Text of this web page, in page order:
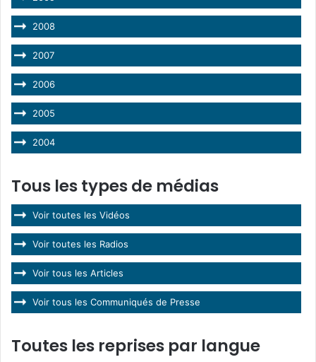
2008
2007
2006
2005
2004
Tous les types de médias
Voir toutes les Vidéos
Voir toutes les Radios
Voir tous les Articles
Voir tous les Communiqués de Presse
Toutes les reprises par langue